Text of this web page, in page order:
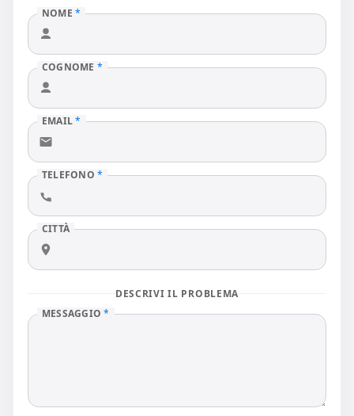
NOME*
COGNOME *
EMAIL*
TELEFONO*
CITTÀ
DESCRIVI IL PROBLEMA
MESSAGGIO*